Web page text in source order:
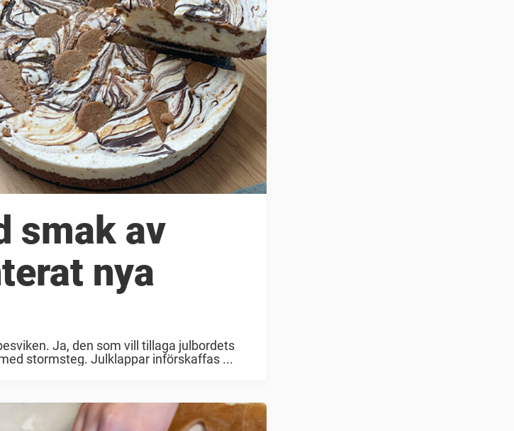
smak av
nya
Ja, den som vill tillaga julbordets
stormsteg. Julklappar införskaffas ...